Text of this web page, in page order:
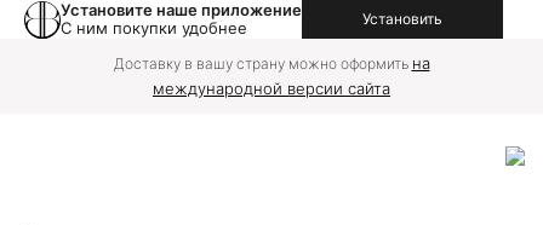
Установите наше приложение
С ним покупки удобнее
Установить
Доставку в вашу страну можно оформить на
международной версии сайта